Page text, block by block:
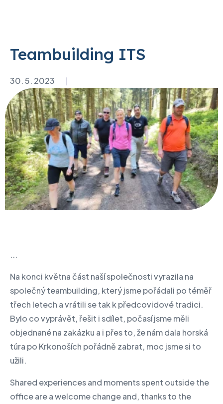
Teambuilding ITS
30. 5. 2023
...
Na konci května část naší společnosti vyrazila na
společný teambuilding, který jsme pořádali po téměř
třech letech a vrátili se tak k předcovidové tradici.
Bylo co vyprávět, řešit i sdílet, počasí jsme měli
objednané na zakázku a i přes to, že nám dala horská
túra po Krkonoších pořádně zabrat, moc jsme si to
užili.
Shared experiences and moments spent outside the
office are a welcome change and, thanks to the